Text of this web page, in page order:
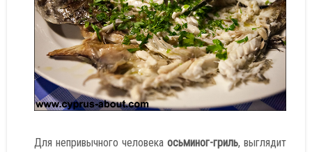
Для непривычного человека осьминог-гриль, выглядит